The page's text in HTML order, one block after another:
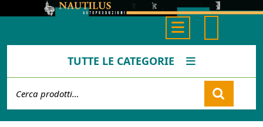
Button
TUTTE LE CATEGORIE
Cart